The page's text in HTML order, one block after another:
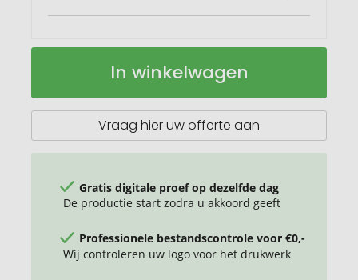
Digitale
bandenspanningsmeter
Op
In winkelwagen
Vraag hier uw offerte aan
Gratis digitale proef op dezelfde dag
De productie start zodra u akkoord geeft
Professionele bestandscontrole voor €0,-
Wij controleren uw logo voor het drukwerk